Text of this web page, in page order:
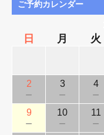
ご予約カレンダー
日
月 火
2
－
3
－
4
－
9
－
10
－
11
－